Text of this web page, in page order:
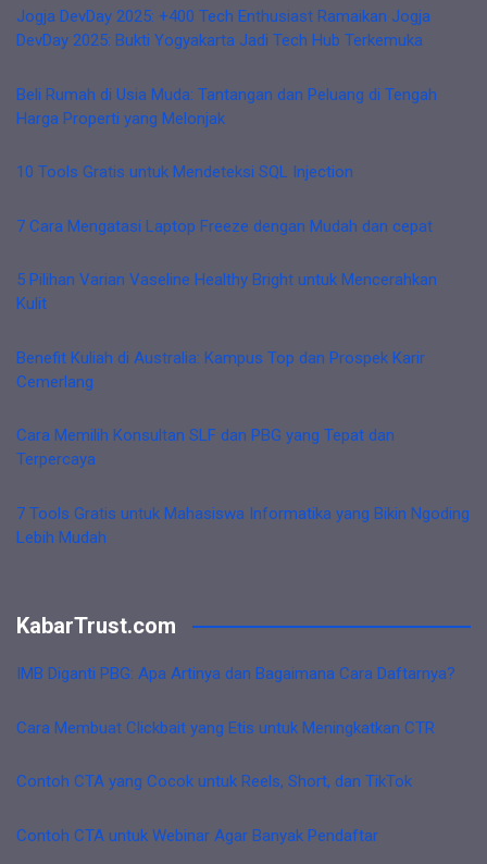
Jogja DevDay 2025: +400 Tech Enthusiast Ramaikan Jogja
DevDay 2025: Bukti Yogyakarta Jadi Tech Hub Terkemuka
Beli Rumah di Usia Muda: Tantangan dan Peluang di Tengah
Harga Properti yang Melonjak
10 Tools Gratis untuk Mendeteksi SQL Injection
7 Cara Mengatasi Laptop Freeze dengan Mudah dan cepat
5 Pilihan Varian Vaseline Healthy Bright untuk Mencerahkan
Kulit
Benefit Kuliah di Australia: Kampus Top dan Prospek Karir
Cemerlang
Cara Memilih Konsultan SLF dan PBG yang Tepat dan
Terpercaya
7 Tools Gratis untuk Mahasiswa Informatika yang Bikin Ngoding
Lebih Mudah
KabarTrust.com
IMB Diganti PBG: Apa Artinya dan Bagaimana Cara Daftarnya?
Cara Membuat Clickbait yang Etis untuk Meningkatkan CTR
Contoh CTA yang Cocok untuk Reels, Short, dan TikTok
Contoh CTA untuk Webinar Agar Banyak Pendaftar